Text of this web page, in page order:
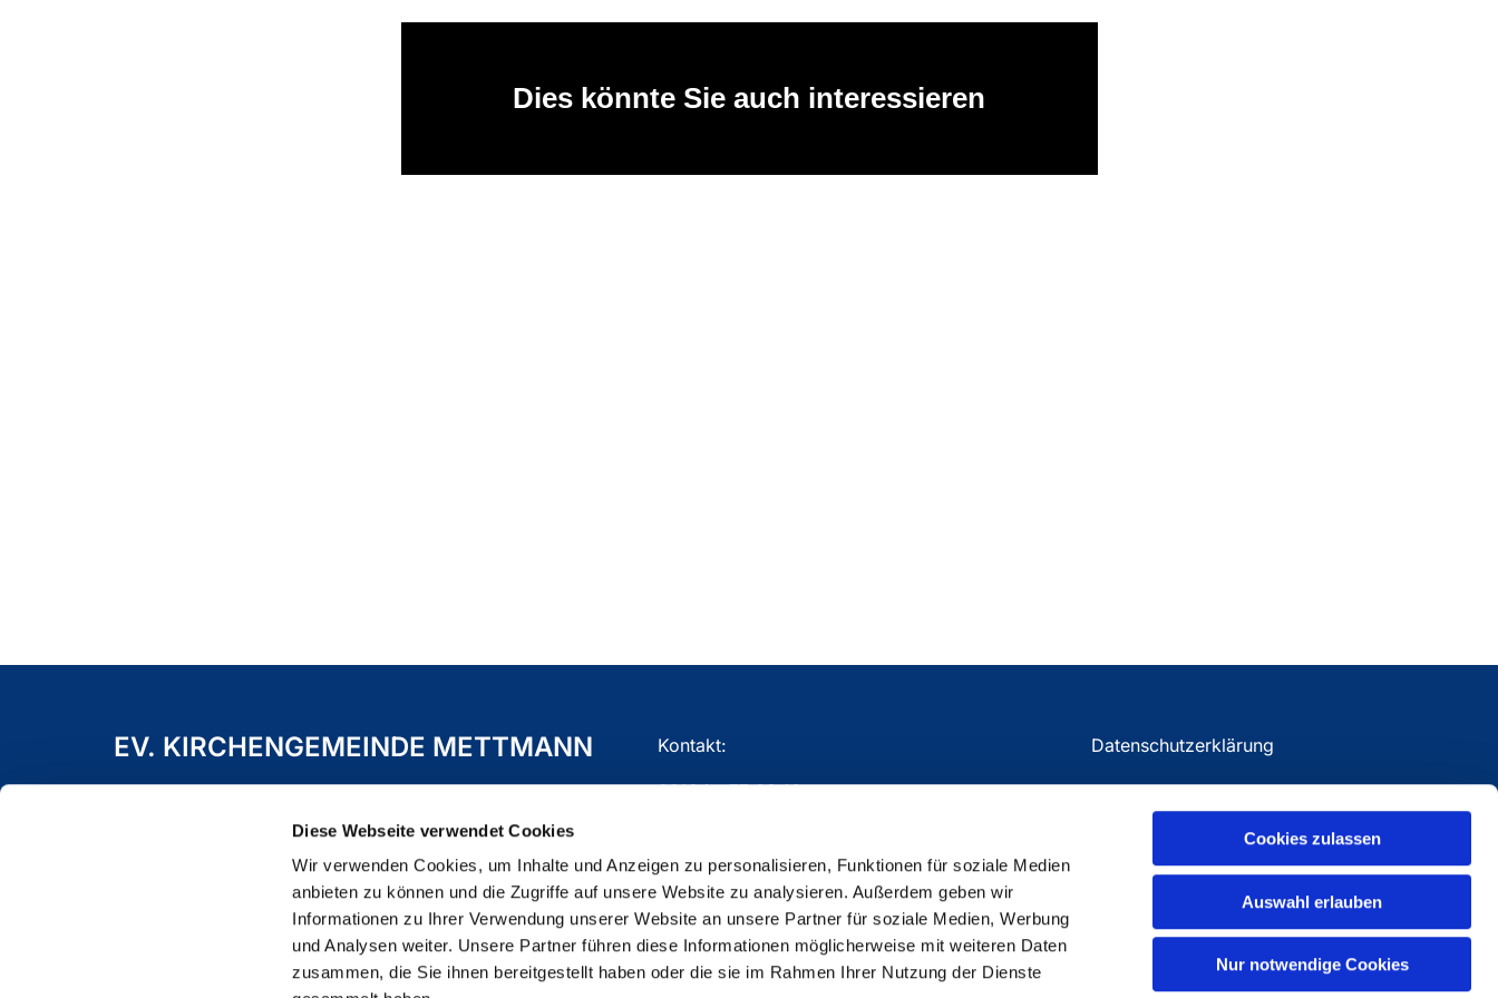
Diese Webseite verwendet Cookies
Wir verwenden Cookies, um Inhalte und Anzeigen zu personalisieren, Funktionen für soziale Medien
anbieten zu können und die Zugriffe auf unsere Website zu analysieren. Außerdem geben wir
Informationen zu Ihrer Verwendung unserer Website an unsere Partner für soziale Medien, Werbung
und Analysen weiter. Unsere Partner führen diese Informationen möglicherweise mit weiteren Daten
zusammen, die Sie ihnen bereitgestellt haben oder die sie im Rahmen Ihrer Nutzung der Dienste
Cookies zulassen
Auswahl erlauben
Nur notwendige Cookies
Dies könnte Sie auch interessieren
EV. KIRCHENGEMEINDE METTMANN Kontakt:
02104 - 77 03 10
Datenschutzerklärung
Impressum
ChurchDesk-Login